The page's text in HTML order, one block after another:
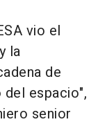
vio el
la
de
espacio",
senior